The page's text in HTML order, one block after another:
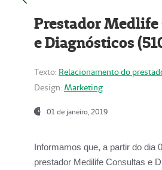
Prestador Medlife
e Diagnósticos
Texto: Relacionamento do
Design: Marketing
01 de janeiro, 2019
Informamos que, a partir do dia
prestador Medilife Consultas e